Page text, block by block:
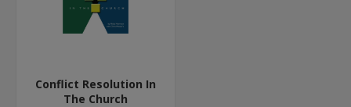
Conflict Resolution In
The Church